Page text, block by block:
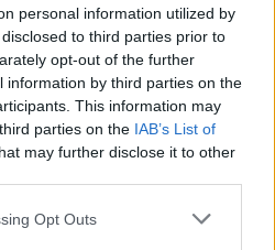
personal information utilized by
to third parties prior to
opt-out of the further
information by third parties on the
This information may
parties on the IAB’s List of
may further disclose it to other
Opt Outs
θα
πήγαινα Ε’
η ταχύτητα» – Η ανάλυση
σφοδρό δυστύχημα